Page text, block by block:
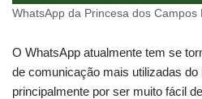
WhatsApp da Princesa dos Campos
O WhatsApp atualmente tem se
de comunicação mais utilizadas
principalmente por ser muito fácil